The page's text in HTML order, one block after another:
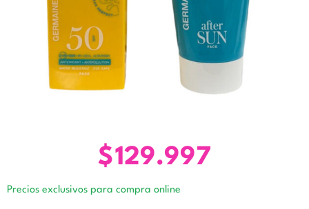
$129.997
Precios exclusivos para compra online